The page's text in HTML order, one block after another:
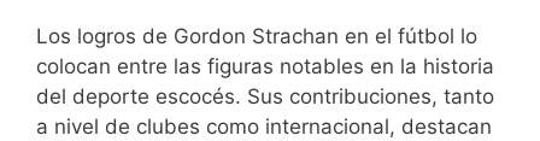
Los logros de Gordon Strachan en el fútbol lo
colocan entre las figuras notables en la historia
del deporte escocés. Sus contribuciones, tanto
a nivel de clubes como internacional, destacan